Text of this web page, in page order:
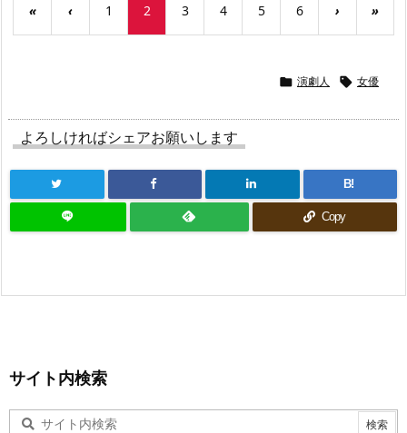
« ‹ 1 2 3 4 5 6 › »
 演劇人  女優
よろしければシェアお願いします
B!
Copy
サイト内検索